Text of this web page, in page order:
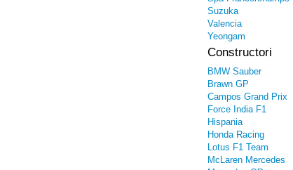
Suzuka
Valencia
Yeongam
Constructori
BMW Sauber
Brawn GP
Campos Grand Prix
Force India F1
Hispania
Honda Racing
Lotus F1 Team
McLaren Mercedes